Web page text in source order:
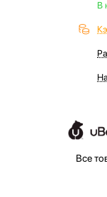
В
Все